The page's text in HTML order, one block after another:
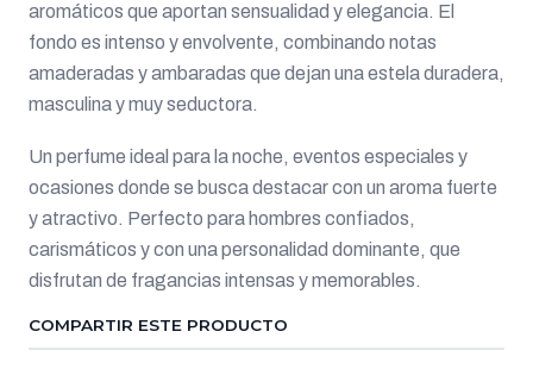
aromáticos que aportan sensualidad y elegancia. El
fondo es intenso y envolvente, combinando notas
amaderadas y ambaradas que dejan una estela duradera,
masculina y muy seductora.
Un perfume ideal para la noche, eventos especiales y
ocasiones donde se busca destacar con un aroma fuerte
y atractivo. Perfecto para hombres confiados,
carismáticos y con una personalidad dominante, que
disfrutan de fragancias intensas y memorables.
COMPARTIR ESTE PRODUCTO